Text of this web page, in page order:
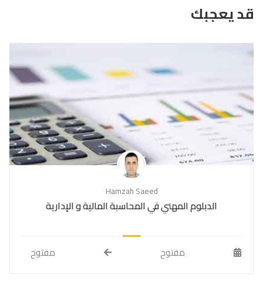
قد يعجبك
Hamzah Saeed
الدبلوم المهني في المحاسبة المالية و الإدارية
مفتوح مفتوح